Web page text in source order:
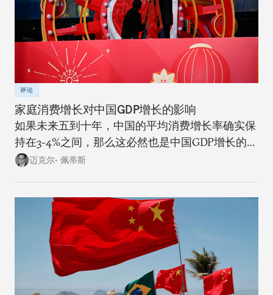
评论
家庭消费增长对中国GDP增长的影响
如果未来五到十年，中国的平均消费增长率确实保
持在3-4%之间，那么这必然也是中国GDP增长的上
限。迈克尔• 佩蒂斯